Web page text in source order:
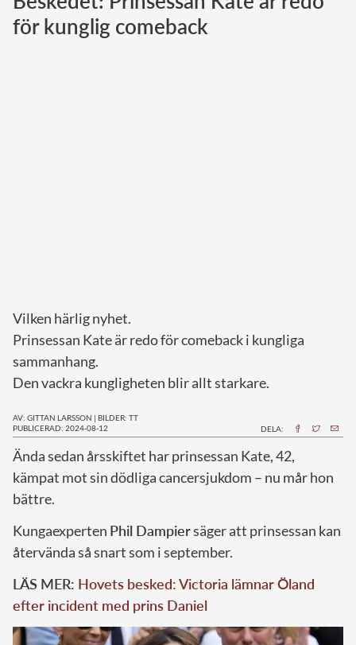
Norska kungahuset
för kunglig comeback
Vilken härlig nyhet.
Prinsessan Kate är redo för comeback i kungliga
sammanhang.
Den vackra kungligheten blir allt starkare.
AV: GITTAN LARSSON | BILDER: TT
PUBLICERAD: 2024-08-12
DELA:
Ända sedan årsskiftet har prinsessan Kate, 42,
kämpat mot sin dödliga cancersjukdom – nu mår hon
bättre.
Kungaexperten Phil Dampiersäger att prinsessan kan
återvända så snart som i september.
LÄS MER: Hovets besked: Victoria lämnar Öland
efter incident med prins Daniel